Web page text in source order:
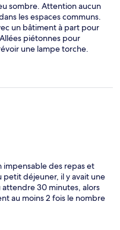
sombre. Attention aucun
les espaces communs.
un bâtiment à part pour
piétonnes pour
une lampe torche.
Il y a un general
avec un espace
impensable des repas et
déjeuner, il y avait une
30 minutes, alors
au moins 2 fois le nombre